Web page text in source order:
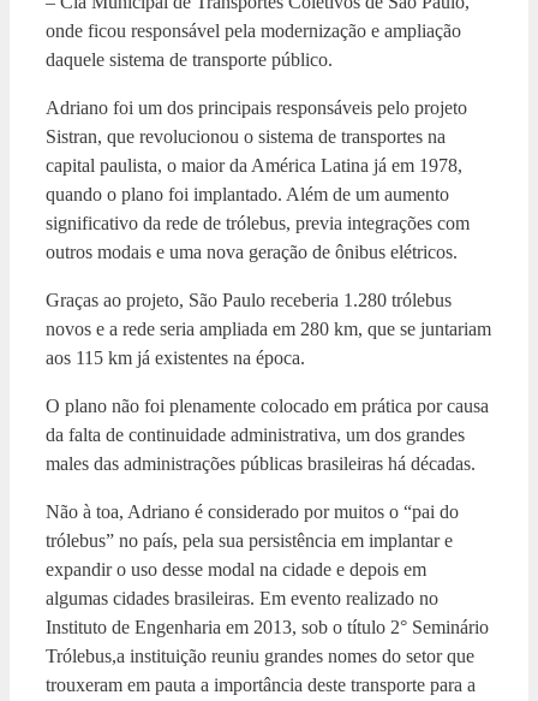
onde ficou responsável pela modernização e ampliação
daquele sistema de transporte público.
Adriano foi um dos principais responsáveis pelo projeto
Sistran, que revolucionou o sistema de transportes na
capital paulista, o maior da América Latina já em 1978,
quando o plano foi implantado. Além de um aumento
significativo da rede de trólebus, previa integrações com
outros modais e uma nova geração de ônibus elétricos.
Graças ao projeto, São Paulo receberia 1.280 trólebus
novos e a rede seria ampliada em 280 km, que se juntariam
aos 115 km já existentes na época.
O plano não foi plenamente colocado em prática por causa
da falta de continuidade administrativa, um dos grandes
males das administrações públicas brasileiras há décadas.
Não à toa, Adriano é considerado por muitos o “pai do
trólebus” no país, pela sua persistência em implantar e
expandir o uso desse modal na cidade e depois em
algumas cidades brasileiras. Em evento realizado no
Instituto de Engenharia em 2013, sob o título 2° Seminário
Trólebus,a instituição reuniu grandes nomes do setor que
trouxeram em pauta a importância deste transporte para a